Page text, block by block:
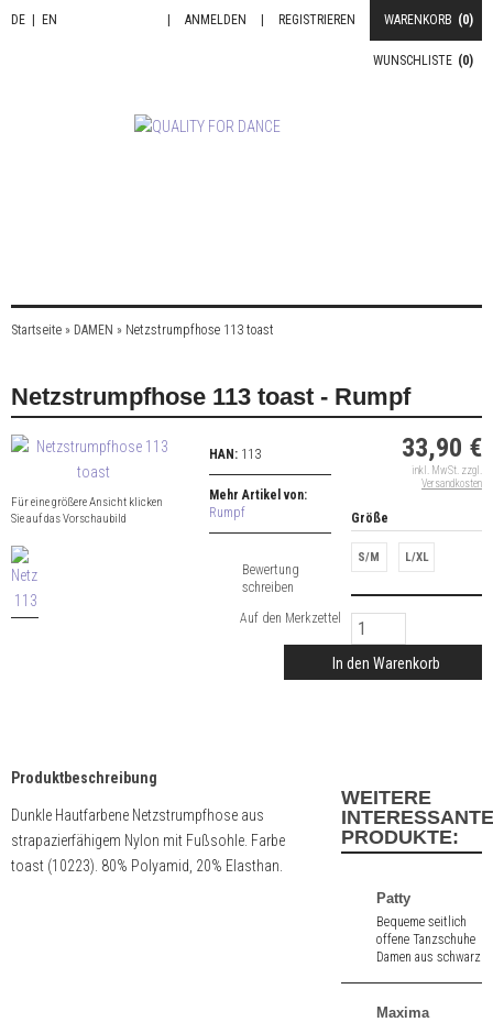
DE EN WARENKORB (0)
REGISTRIEREN
ANMELDEN
WUNSCHLISTE (0)
Startseite » DAMEN » Netzstrumpfhose 113 toast
Netzstrumpfhose 113 toast - Rumpf
Für eine größere Ansicht klicken
Sie auf das Vorschaubild
HAN:113
Mehr Artikel von:
Rumpf
Bewertung
schreiben
33,90 €
inkl. MwSt. zzgl.
Versandkosten
Größe
S/M L/XL
In den Warenkorb
Produktbeschreibung
Dunkle Hautfarbene Netzstrumpfhose aus
strapazierfähigem Nylon mit Fußsohle. Farbe
toast (10223). 80% Polyamid, 20% Elasthan.
WEITERE
INTERESSANTE
PRODUKTE:
Patty
Bequeme seitlich
offene Tanzschuhe
Damen aus schwarz
Maxima